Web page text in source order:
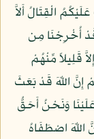
الْقِتَالُ أَلاَّ
وَقَدْ أُخْرِجْنَا مِن
قَلِيلاً مِّنْهُمْ
لَهُمْ نَبِيُّهُمْ إِنَّ اللّهَ قَدْ بَعَثَ
وَنَحْنُ أَحَقُّ
اصْطَفَاهُ